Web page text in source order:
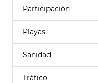
Participación
Playas
Sanidad
Tráfico